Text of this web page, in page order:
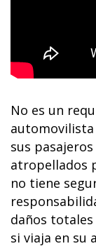
No es un
automovilista
sus
atropellados
no tiene
daños
si viaja en su